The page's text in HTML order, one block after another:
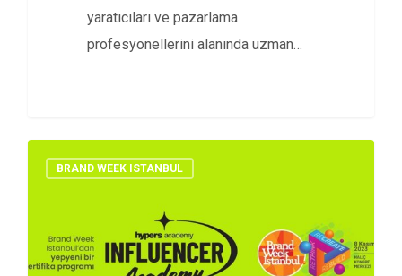
yaratıcıları ve pazarlama
profesyonellerini alanında uzman
BRAND WEEK ISTANBUL